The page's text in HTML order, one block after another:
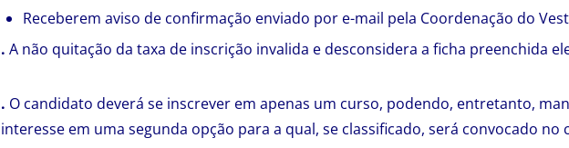
Receberem aviso de confirmação enviado por e-mail pela Coordenação do
. A não quitação da taxa de inscrição invalida e desconsidera a ficha preenchida
. O candidato deverá se inscrever em apenas um curso, podendo, entretanto,
interesse em uma segunda opção para a qual, se classificado, será convocado no